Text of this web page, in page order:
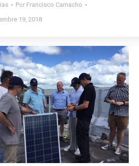
Por Francisco Camacho
19, 2018